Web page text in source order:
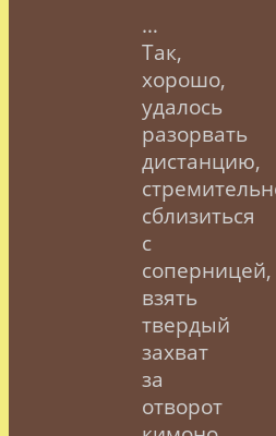
…
Так,
хорошо,
удалось
разорвать
дистанцию,
сблизиться
с
соперницей,
взять
твердый
захват
за
отворот